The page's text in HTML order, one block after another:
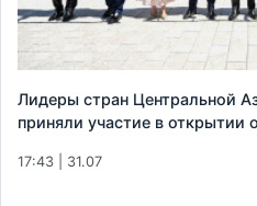
Лидеры стран Центральной
приняли участие в открытии
17:43 | 31.07